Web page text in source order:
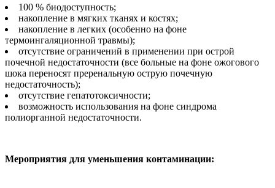
100 % биодоступность;
накопление в мягких тканях и костях;
накопление в легких (особенно на фоне
термоингаляционной травмы);
отсутствие ограничений в применении при острой
почечной недостаточности (все больные на фоне ожогового
шока переносят преренальную острую почечную
недостаточность);
отсутствие гепатотоксичности;
возможность использования на фоне синдрома
полиорганной недостаточности.
Мероприятия для уменьшения контаминации: